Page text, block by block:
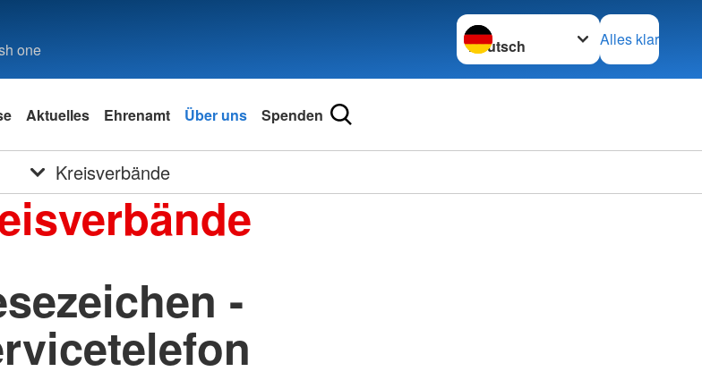
one
Sprache wechseln zu
Alles klar
Aktuelles Ehrenamt Über uns Spenden
Kreisverbände
-